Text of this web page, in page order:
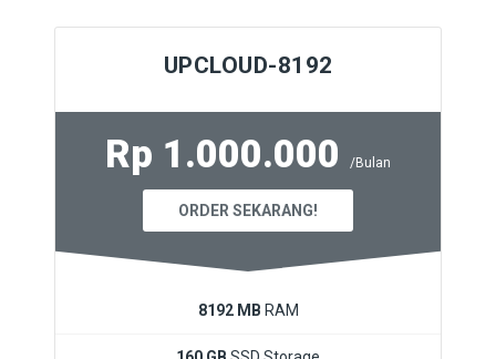
UPCLOUD-8192
Rp 1.000.000 /Bulan
ORDER SEKARANG!
8192 MB RAM